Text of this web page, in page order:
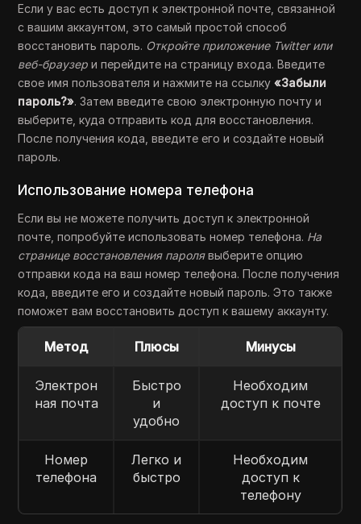
Если у вас есть доступ к электронной почте, связанной
с вашим аккаунтом, это самый простой способ
восстановить пароль. Откройте приложение Twitter или
веб-браузер и перейдите на страницу входа. Введите
свое имя пользователя и нажмите на ссылку«Забыли
пароль?». Затем введите свою электронную почту и
выберите, куда отправить код для восстановления.
После получения кода, введите его и создайте новый
пароль.
Использование номера телефона
Если вы не можете получить доступ к электронной
почте, попробуйте использовать номер телефона. На
странице восстановления паролявыберите опцию
отправки кода на ваш номер телефона. После получения
кода, введите его и создайте новый пароль. Это также
поможет вам восстановить доступ к вашему аккаунту.
Метод Плюсы Минусы
Электрон
ная почта
Быстро
и
удобно
Необходим
доступ к почте
Номер
телефона
Легко и
быстро
Необходим
доступ к
телефону